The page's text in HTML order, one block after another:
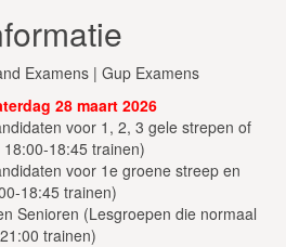
Examens | Gup Examens
28 maart 2026
voor 1, 2, 3 gele strepen of
18:45 trainen)
voor 1e groene streep en
18:45 trainen)
Senioren (Lesgroepen die normaal
trainen)